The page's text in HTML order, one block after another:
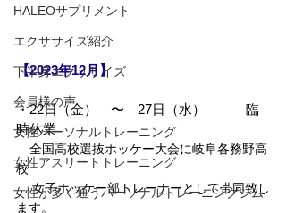
HALEOサプリメント
エクササイズ紹介
下半身エクササイズ
会員様の声
女性パーソナルトレーニング
女性アスリートトレーニング
女性が多く通うパーソナルトレーニングジム
【2023年12月】
・22日（金）　〜　27日（水）　　　臨
時休業
全国高校選抜ホッケー大会に岐阜各務野高
校
女子ホッケー部トレーナーとして帯同致し
ます。